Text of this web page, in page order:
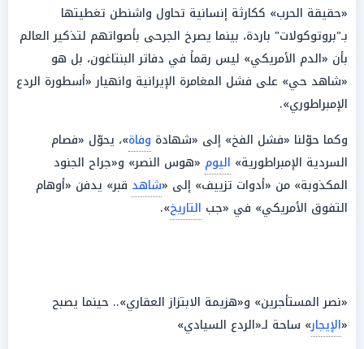
«حقيقة الحرب» ككارثة إنسانية تحاول واشنطن تغطيتها
بـ"بروتوكولات" باردة، بينما يصرخ الجرحى بأصواتهم لتذكير العالم
بأن «الدم الأمريكي» ليس رقماً في دفاتر البنتاغون، بل هو
«شاهد حي» على فشل المغامرة الإيرانية وانهيار «أسطورة الردع
الإمبراطوري».
وكما حوّلنا «فشل الفخ» إلى «شهادة وفاة»، يحوّل «فصام
السردية الإمبراطورية» اليوم «هوس النصر» و«جراح الجنود
المكذوبة» من «أدوات تزييف» إلى «شاهد قبر» يدفن «أوهام
التفوق الأمريكي» في «جب التاريخ».
«نصر المستأجرين» و«هزيمة الابتزاز العقاري».. حينما يصبح
«الإيجار» ساحة لـ«الردع السيادي»